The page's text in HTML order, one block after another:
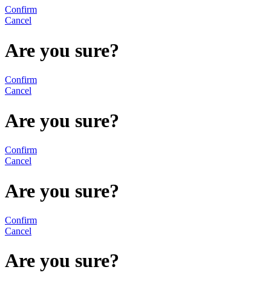
Confirm
Cancel
Are you sure?
Confirm
Cancel
Are you sure?
Confirm
Cancel
Are you sure?
Confirm
Cancel
Are you sure?